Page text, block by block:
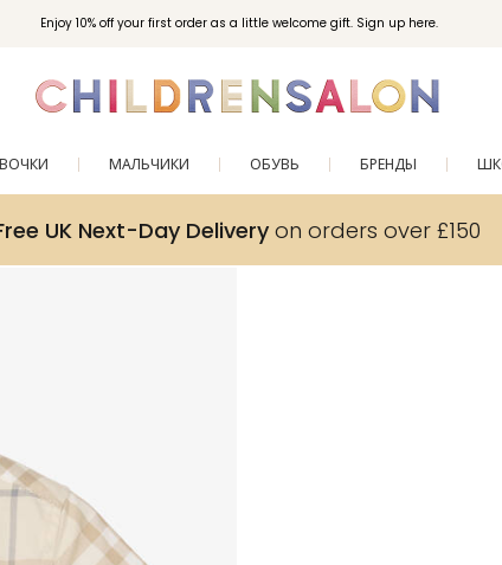
Enjoy 10% off your first order as a little welcome gift. Sign up here.
МАЛЬЧИКИ ОБУВЬ БРЕНДЫ
UK Next-Day Deliveryon orders over £150